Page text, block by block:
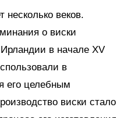
несколько веков.
о виски
в начале XV
в
его целебным
виски стало